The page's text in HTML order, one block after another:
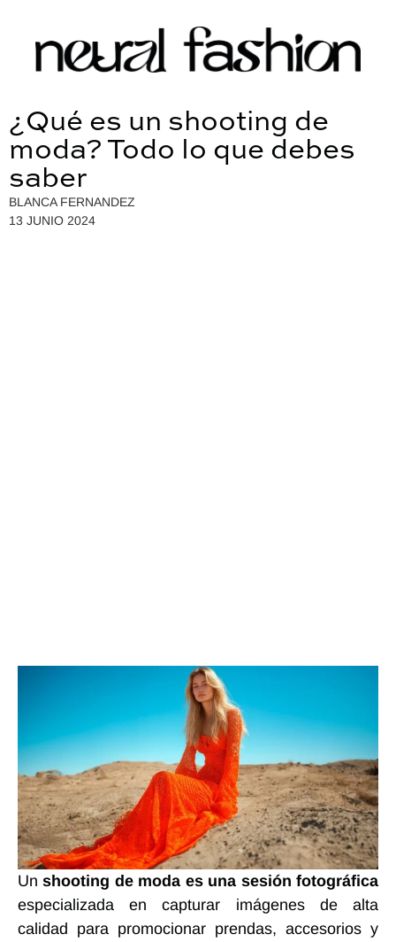
¿Qué es un shooting de
moda? Todo lo que debes
saber
BLANCA FERNANDEZ
13 JUNIO 2024
Unshooting de moda es una sesión fotográfica
especializada en capturar imágenes de alta
calidad para promocionar prendas, accesorios y